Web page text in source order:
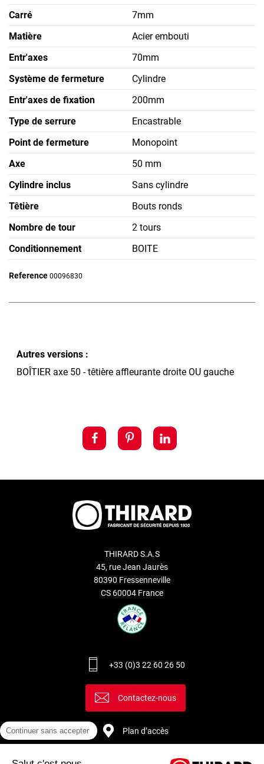
Carré
7mm
Matière
Acier embouti
Entr'axes
70mm
Système de fermeture
Cylindre
Entr'axes de fixation
200mm
Type de serrure
Encastrable
Point de fermeture
Monopoint
Axe
50 mm
Cylindre inclus
Sans cylindre
Têtière
Bouts ronds
Nombre de tour
2 tours
Conditionnement
BOITE
Reference 00096830
Autres versions :
BOÎTIER axe 50 - têtière affleurante droite OU gauche
THIRARD S.A.S
45, rue Jean Jaurès
80390 Fressenneville
CS 60004 France
+33 (0)3 22 60 26 50
Contactez-nous
Plan d’accès
Continuer sans accepter